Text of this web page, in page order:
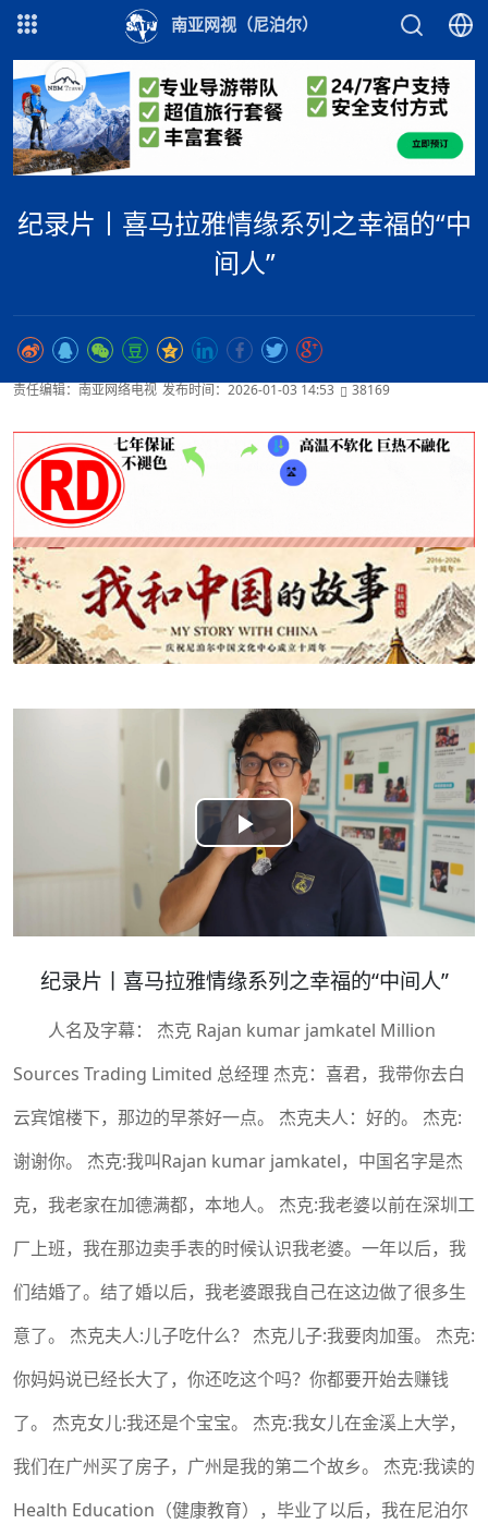
南亚网视（尼泊尔）
纪录片丨喜马拉雅情缘系列之幸福的“中
间人”
责任编辑：南亚网络电视 发布时间：2026-01-03 14:53 38169
Play
Video
纪录片丨喜马拉雅情缘系列之幸福的“中间人”
人名及字幕： 杰克 Rajan kumar jamkatel Million
Sources Trading Limited 总经理 杰克：喜君，我带你去白
云宾馆楼下，那边的早茶好一点。 杰克夫人：好的。 杰克:
谢谢你。 杰克:我叫Rajan kumar jamkatel，中国名字是杰
克，我老家在加德满都，本地人。 杰克:我老婆以前在深圳工
厂上班，我在那边卖手表的时候认识我老婆。一年以后，我
们结婚了。结了婚以后，我老婆跟我自己在这边做了很多生
意了。 杰克夫人:儿子吃什么？ 杰克儿子:我要肉加蛋。 杰克:
你妈妈说已经长大了，你还吃这个吗？你都要开始去赚钱
了。 杰克女儿:我还是个宝宝。 杰克:我女儿在金溪上大学，
我们在广州买了房子，广州是我的第二个故乡。 杰克:我读的
Health Education（健康教育），毕业了以后，我在尼泊尔